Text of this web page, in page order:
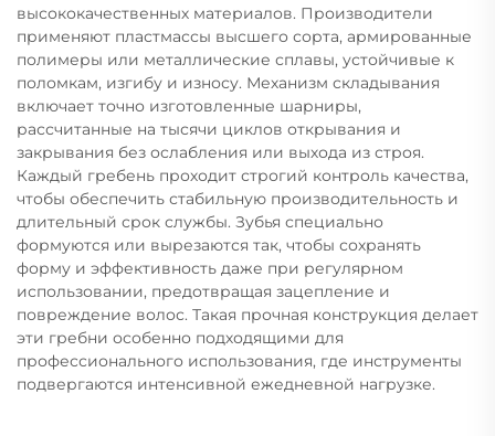
высококачественных материалов. Производители
применяют пластмассы высшего сорта, армированные
полимеры или металлические сплавы, устойчивые к
поломкам, изгибу и износу. Механизм складывания
включает точно изготовленные шарниры,
рассчитанные на тысячи циклов открывания и
закрывания без ослабления или выхода из строя.
Каждый гребень проходит строгий контроль качества,
чтобы обеспечить стабильную производительность и
длительный срок службы. Зубья специально
формуются или вырезаются так, чтобы сохранять
форму и эффективность даже при регулярном
использовании, предотвращая зацепление и
повреждение волос. Такая прочная конструкция делает
эти гребни особенно подходящими для
профессионального использования, где инструменты
подвергаются интенсивной ежедневной нагрузке.